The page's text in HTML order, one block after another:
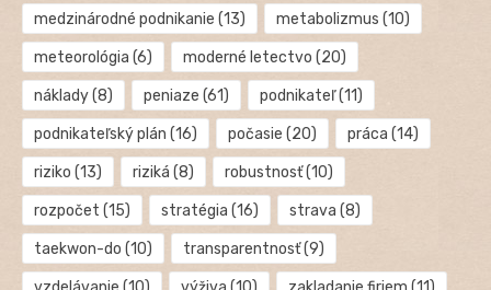
medzinárodné podnikanie (13) metabolizmus (10)
meteorológia (6) moderné letectvo (20)
náklady(8) peniaze (61) podnikateľ(11)
podnikateľský plán (16) počasie (20) práca (14)
riziko (13) riziká (8) robustnosť(10)
rozpočet (15) stratégia (16) strava (8)
taekwon-do (10) transparentnosť(9)